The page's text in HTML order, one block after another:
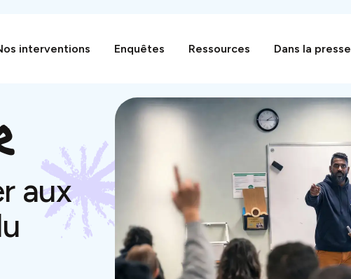
interventions Enquêtes Ressources Dans la presse
aux